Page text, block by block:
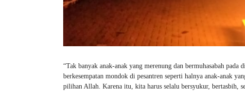
“Tak banyak anak-anak yang merenung dan bermuhasabah
berkesempatan mondok di pesantren seperti halnya anak-anak
pilihan Allah. Karena itu, kita harus selalu bersyukur, bertasbih,